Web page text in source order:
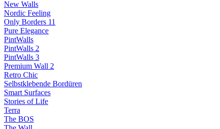
New Walls
Nordic Feeling
Only Borders 11
Pure Elegance
PintWalls
PintWalls 2
PintWalls 3
Premium Wall 2
Retro Chic
Selbstklebende Bordüren
Smart Surfaces
Stories of Life
Terra
The BOS